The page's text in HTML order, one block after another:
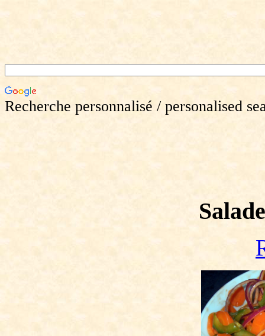
Recherche personnalisé / personalised